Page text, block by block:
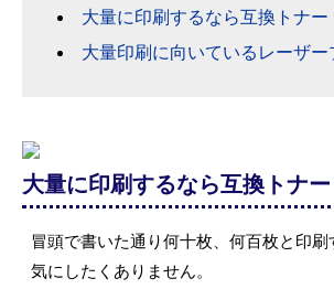
大量に印刷するなら互換トナー
大量印刷に向いているレーザー
大量に印刷するなら互換トナー
冒頭で書いた通り何十枚、何百枚と印刷
気にしたくありません。